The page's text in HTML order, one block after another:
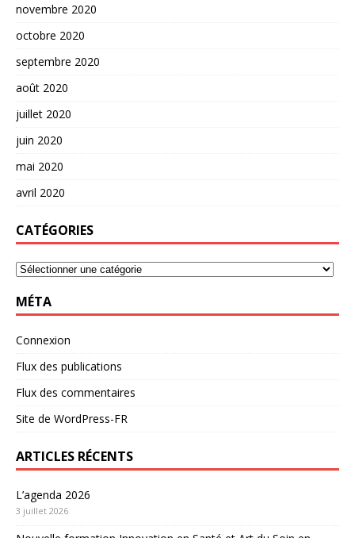
novembre 2020
octobre 2020
septembre 2020
août 2020
juillet 2020
juin 2020
mai 2020
avril 2020
CATÉGORIES
MÉTA
Connexion
Flux des publications
Flux des commentaires
Site de WordPress-FR
ARTICLES RÉCENTS
L’agenda 2026
3 juillet 2026